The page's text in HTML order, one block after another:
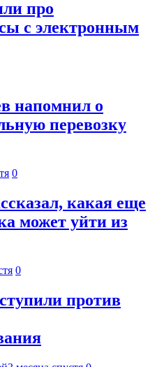
про
с электронным
напомнил о
перевозку
0
какая еще
может уйти из
0
против